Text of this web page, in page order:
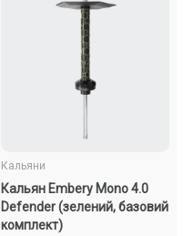
Кальяни
Кальян Embery Mono 4.0
Defender (зелений, базовий
комплект)